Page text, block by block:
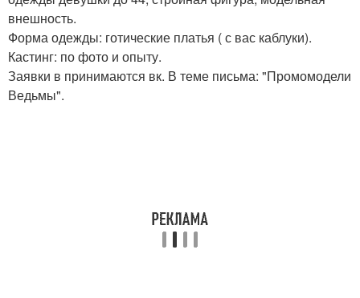
внешность.
Форма одежды: готические платья ( с вас каблуки).
Кастинг: по фото и опыту.
Заявки в принимаются вк. В теме письма: "Промомодели
Ведьмы".